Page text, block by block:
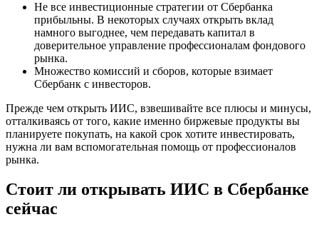
Не все инвестиционные стратегии от Сбербанка
прибыльны. В некоторых случаях открыть вклад
намного выгоднее, чем передавать капитал в
доверительное управление профессионалам фондового
рынка.
Множество комиссий и сборов, которые взимает
Сбербанк с инвесторов.
Прежде чем открыть ИИС, взвешивайте все плюсы и минусы,
отталкиваясь от того, какие именно биржевые продукты вы
планируете покупать, на какой срок хотите инвестировать,
нужна ли вам вспомогательная помощь от профессионалов
рынка.
Стоит ли открывать ИИС в Сбербанке
сейчас